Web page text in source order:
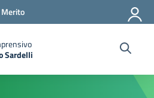
Sardelli